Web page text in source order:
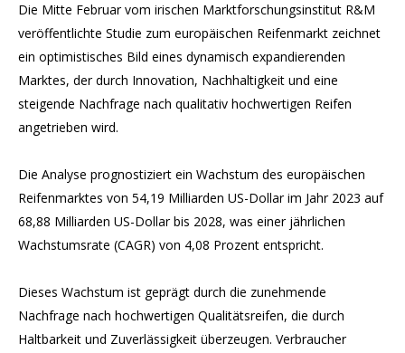
Die Mitte Februar vom irischen Marktforschungsinstitut R&M
veröffentlichte Studie zum europäischen Reifenmarkt zeichnet
ein optimistisches Bild eines dynamisch expandierenden
Marktes, der durch Innovation, Nachhaltigkeit und eine
steigende Nachfrage nach qualitativ hochwertigen Reifen
angetrieben wird.
Die Analyse prognostiziert ein Wachstum des europäischen
Reifenmarktes von 54,19 Milliarden US-Dollar im Jahr 2023 auf
68,88 Milliarden US-Dollar bis 2028, was einer jährlichen
Wachstumsrate (CAGR) von 4,08 Prozent entspricht.
Dieses Wachstum ist geprägt durch die zunehmende
Nachfrage nach hochwertigen Qualitätsreifen, die durch
Haltbarkeit und Zuverlässigkeit überzeugen. Verbraucher